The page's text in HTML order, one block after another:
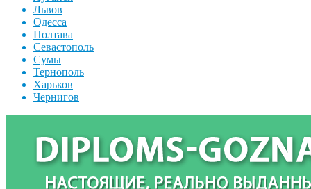
Львов
Одесса
Полтава
Севастополь
Сумы
Тернополь
Харьков
Чернигов